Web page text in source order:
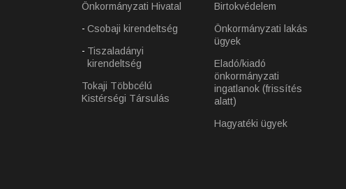
Önkormányzati Hivatal
Csobaji kirendeltség
Tiszaladányi
kirendeltség
Tokaji Többcélú
Kistérségi Társulás
Birtokvédelem
Önkormányzati lakás
ügyek
Eladó/kiadó
önkormányzati
ingatlanok (frissítés
alatt)
Hagyatéki ügyek